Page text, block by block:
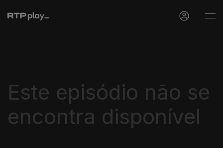
Este episódio não se
encontra disponível